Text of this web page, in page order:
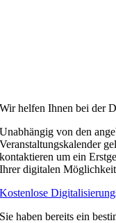
Wir helfen Ihnen bei der
Unabhängig von den
Veranstaltungskalender
kontaktieren um ein
Ihrer digitalen
Kostenlose
Sie haben bereits ein